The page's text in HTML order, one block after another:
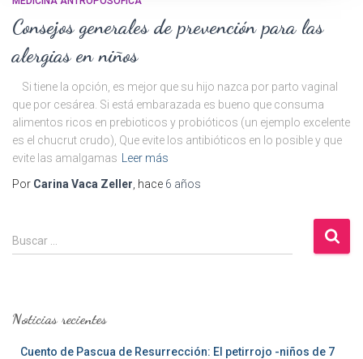
Consejos generales de prevención para las
alergias en niños
Si tiene la opción, es mejor que su hijo nazca por parto vaginal
que por cesárea. Si está embarazada es bueno que consuma
alimentos ricos en prebioticos y probióticos (un ejemplo excelente
es el chucrut crudo), Que evite los antibióticos en lo posible y que
evite las amalgamas
Leer más
Por Carina Vaca Zeller , hace 6 años
B
u
r
Buscar …
Noticias recientes
Cuento de Pascua de Resurrección: El petirrojo -niños de 7